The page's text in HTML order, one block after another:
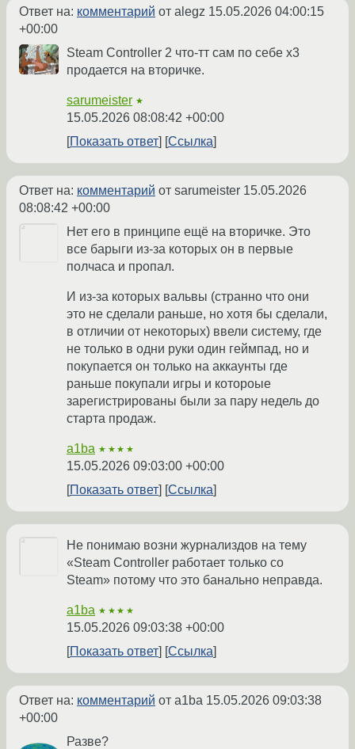
Ответ на: комментарий от alegz 15.05.2026 04:00:15
+00:00
Steam Controller 2 что-тт сам по себе х3
продается на вторичке.
sarumeister ★
15.05.2026 08:08:42 +00:00
Показать ответ
Ссылка
Ответ на: комментарий от sarumeister 15.05.2026
08:08:42 +00:00
Нет его в принципе ещё на вторичке. Это
все барыги из-за которых он в первые
полчаса и пропал.
И из-за которых вальвы (странно что они
это не сделали раньше, но хотя бы сделали,
в отличии от некоторых) ввели систему, где
не только в одни руки один геймпад, но и
покупается он только на аккаунты где
раньше покупали игры и котороые
зарегистрированы были за пару недель до
старта продаж.
a1ba ★★★★
15.05.2026 09:03:00 +00:00
Показать ответ
Ссылка
Не понимаю возни журнализдов на тему
«Steam Controller работает только со
Steam» потому что это банально неправда.
a1ba ★★★★
15.05.2026 09:03:38 +00:00
Показать ответ
Ссылка
Ответ на: комментарий от a1ba 15.05.2026 09:03:38
+00:00
Разве?